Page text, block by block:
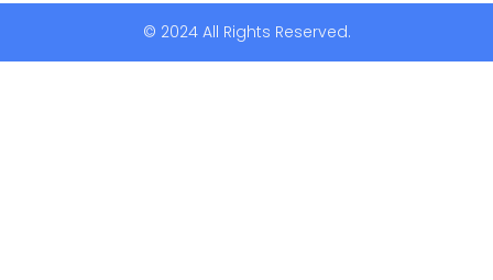
© 2024 All Rights Reserved.